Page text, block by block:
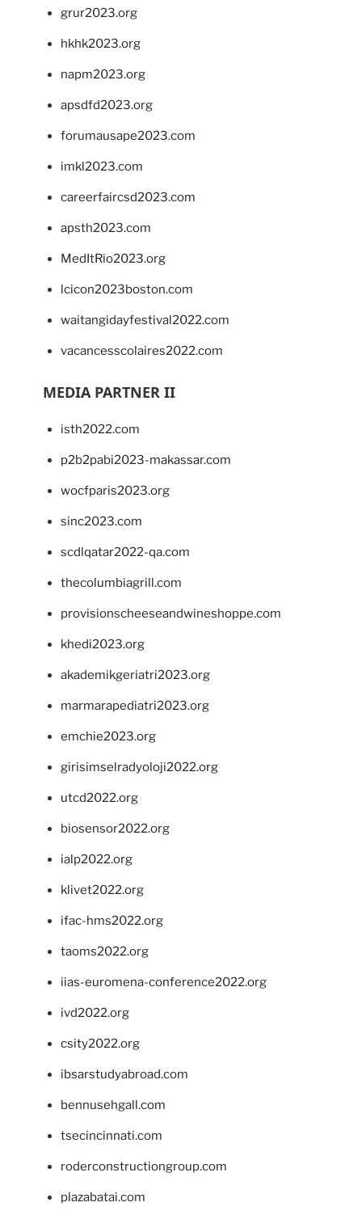
grur2023.org
hkhk2023.org
napm2023.org
apsdfd2023.org
forumausape2023.com
imkl2023.com
careerfaircsd2023.com
apsth2023.com
MedItRio2023.org
lcicon2023boston.com
waitangidayfestival2022.com
vacancesscolaires2022.com
MEDIA PARTNER II
isth2022.com
p2b2pabi2023-makassar.com
wocfparis2023.org
sinc2023.com
scdlqatar2022-qa.com
thecolumbiagrill.com
provisionscheeseandwineshoppe.com
khedi2023.org
akademikgeriatri2023.org
marmarapediatri2023.org
emchie2023.org
girisimselradyoloji2022.org
utcd2022.org
biosensor2022.org
ialp2022.org
klivet2022.org
ifac-hms2022.org
taoms2022.org
iias-euromena-conference2022.org
ivd2022.org
csity2022.org
ibsarstudyabroad.com
bennusehgall.com
tsecincinnati.com
roderconstructiongroup.com
plazabatai.com